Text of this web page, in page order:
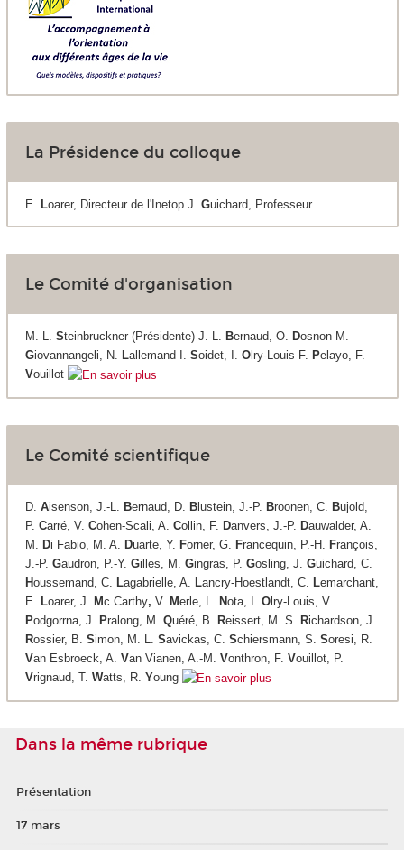
La Présidence du colloque
E. Loarer, Directeur de l'Inetop J. Guichard, Professeur
Le Comité d'organisation
M.-L. Steinbruckner (Présidente) J.-L. Bernaud, O. Dosnon M.
Giovannangeli, N. Lallemand I. Soidet, I. Olry-Louis F. Pelayo, F.
Vouillot
Le Comité scientifique
D. Aisenson, J.-L. Bernaud, D. Blustein, J.-P. Broonen, C. Bujold,
P. Carré, V. Cohen-Scali, A. Collin, F. Danvers, J.-P. Dauwalder, A.
M. Di Fabio, M. A. Duarte, Y. Forner, G. Francequin, P.-H. François,
J.-P. Gaudron, P.-Y. Gilles, M. Gingras, P. Gosling, J. Guichard, C.
Houssemand, C. Lagabrielle, A. Lancry-Hoestlandt, C. Lemarchant,
E. Loarer, J. Mc Carthy, V. Merle, L. Nota, I. Olry-Louis, V.
Podgorrna, J. Pralong, M. Quéré, B. Reissert, M. S. Richardson, J.
Rossier, B. Simon, M. L. Savickas, C. Schiersmann, S. Soresi, R.
Van Esbroeck, A. Van Vianen, A.-M. Vonthron, F. Vouillot, P.
Vrignaud, T. Watts, R. Young
Dans la même rubrique
Présentation
17 mars